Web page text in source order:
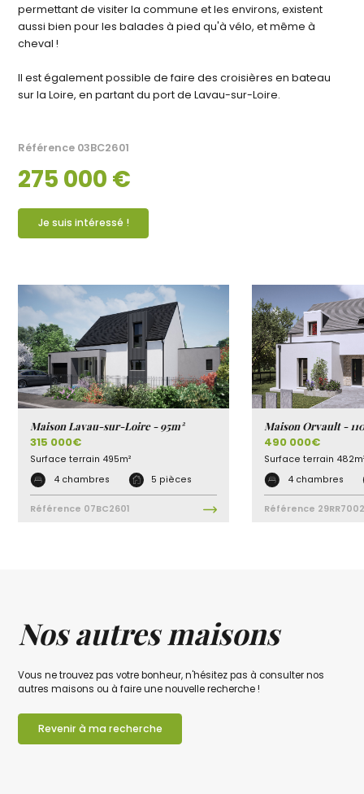
permettant de visiter la commune et les environs, existent
aussi bien pour les balades à pied qu'à vélo, et même à
cheval !
Il est également possible de faire des croisières en bateau
sur la Loire, en partant du port de Lavau-sur-Loire.
275 000 €
Référence 03BC2601
Je suis intéressé !
Maison Lavau-sur-Loire - 95m²
315 000€
Surface terrain 495m²
4 chambres
5 pièces
Référence 07BC2601
Maison Orvault -
490 000€
Surface terrain
4 chambres
Référence 29RR7002
Nos autres maisons
Vous ne trouvez pas votre bonheur, n'hésitez pas à consulter nos
autres maisons ou à faire une nouvelle recherche !
Revenir à ma recherche